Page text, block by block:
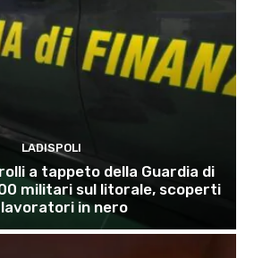
LADISPOLI
a tappeto della Guardia di
militari sul litorale, scoperti
lavoratori in nero